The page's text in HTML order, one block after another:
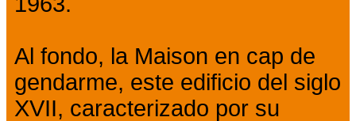
Al fondo, la Maison en cap de
gendarme, este edificio del siglo
XVII, caracterizado por su